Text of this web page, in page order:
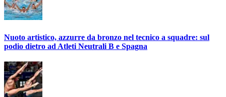
Nuoto artistico, azzurre da bronzo nel tecnico a squadre: sul
podio dietro ad Atleti Neutrali B e Spagna